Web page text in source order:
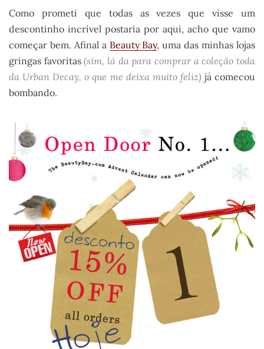
Como prometi que todas as vezes que visse um
descontinho incrível postaria por aqui, acho que vamo
começar bem. Afinal a Beauty Bay, uma das minhas lojas
gringas favoritas(sim, lá da para comprar a coleção toda
da Urban Decay, o que me deixa muito feliz) já comecou
bombando.